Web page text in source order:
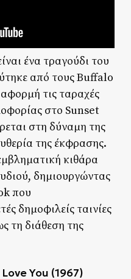
ένα τραγούδι του
από τους Buffalo
τις ταραχές
στο Sunset
στη δύναμη της
της έκφρασης.
κιθάρα
δημιουργώντας
που
δημοφιλείς ταινίες
τη διάθεση της
You (1967)